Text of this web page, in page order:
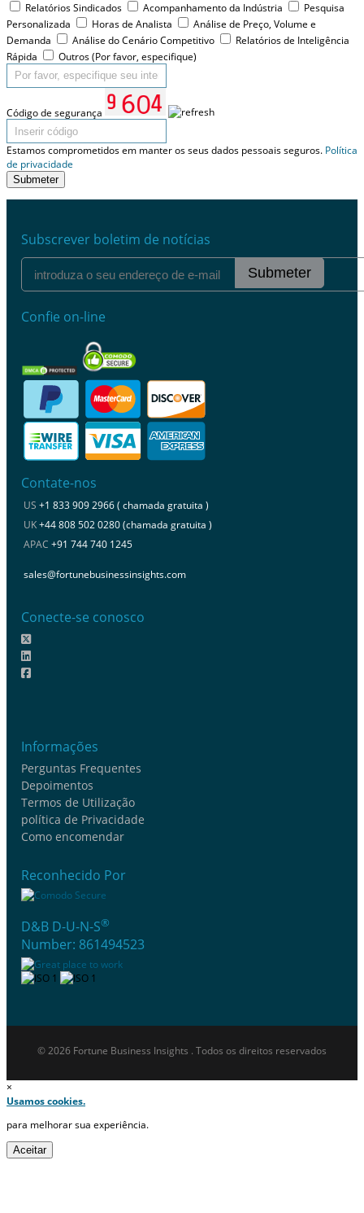
Relatórios Sindicados
Acompanhamento da Indústria
Pesquisa
Personalizada
Horas de Analista
Análise de Preço, Volume e
Demanda
Análise do Cenário Competitivo
Relatórios de Inteligência
Rápida
Outros (Por favor, especifique)
Código de segurança
Estamos comprometidos em manter os seus dados pessoais seguros. Política
de privacidade
Submeter
Subscrever boletim de notícias
Submeter
Confie on-line
Contate-nos
US +1 833 909 2966 ( chamada gratuita )
UK+44 808 502 0280 (chamada gratuita )
APAC +91 744 740 1245
sales@fortunebusinessinsights.com
Conecte-se conosco
Informações
Perguntas Frequentes
Depoimentos
Termos de Utilização
política de Privacidade
Como encomendar
Reconhecido Por
D&B D-U-N-S®
Number: 861494523
© 2026 Fortune Business Insights . Todos os direitos reservados
×
Usamos cookies.
para melhorar sua experiência.
Aceitar